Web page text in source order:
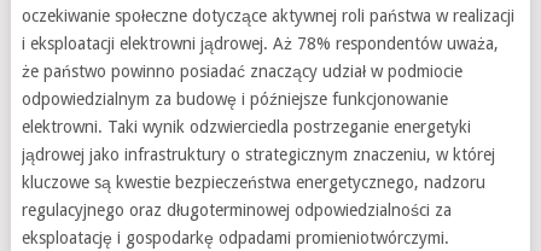
oczekiwanie społeczne dotyczące aktywnej roli państwa w realizacji
i eksploatacji elektrowni jądrowej. Aż 78% respondentów uważa,
że państwo powinno posiadać znaczący udział w podmiocie
odpowiedzialnym za budowę i późniejsze funkcjonowanie
elektrowni. Taki wynik odzwierciedla postrzeganie energetyki
jądrowej jako infrastruktury o strategicznym znaczeniu, w której
kluczowe są kwestie bezpieczeństwa energetycznego, nadzoru
regulacyjnego oraz długoterminowej odpowiedzialności za
eksploatację i gospodarkę odpadami promieniotwórczymi.